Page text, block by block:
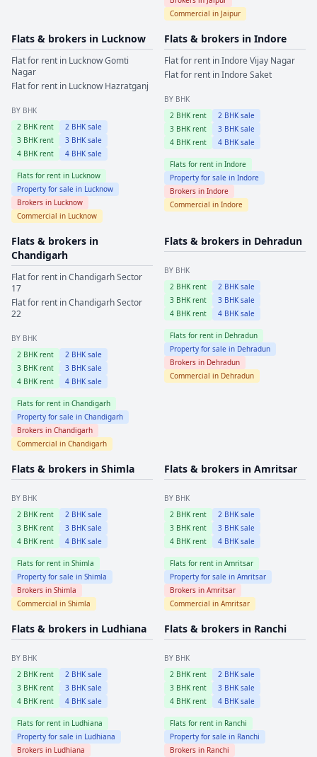
Commercial in Jaipur
Flats & brokers in Lucknow
Flat for rent in LucknowGomti
Nagar
Flat for rent in Lucknow Hazratganj
BY BHK
2 BHK rent 2 BHK sale
3 BHK rent 3 BHK sale
4 BHK rent 4 BHK sale
Flats for rent in Lucknow
Property for sale in Lucknow
Brokers in Lucknow
Commercial in Lucknow
Flats & brokers in Indore
Flat for rent inIndoreVijay Nagar
Flat for rent inIndoreSaket
BY BHK
2 BHK rent 2 BHK sale
3 BHK rent 3 BHK sale
4 BHK rent 4 BHK sale
Flats for rent in Indore
Property for sale in Indore
Brokers in Indore
Commercial in Indore
Flats & brokers in
Chandigarh
Flat for rent inChandigarhSector
17
Flat for rent inChandigarhSector
22
BY BHK
2 BHK rent 2 BHK sale
3 BHK rent 3 BHK sale
4 BHK rent 4 BHK sale
Flats for rent in Chandigarh
Property for sale in Chandigarh
Brokers in Chandigarh
Commercial in Chandigarh
Flats & brokers in Dehradun
BY BHK
2 BHK rent 2 BHK sale
3 BHK rent 3 BHK sale
4 BHK rent 4 BHK sale
Flats for rent in Dehradun
Property for sale in Dehradun
Brokers in Dehradun
Commercial in Dehradun
Flats & brokers in Shimla
BY BHK
2 BHK rent 2 BHK sale
3 BHK rent 3 BHK sale
4 BHK rent 4 BHK sale
Flats for rent in Shimla
Property for sale in Shimla
Brokers in Shimla
Commercial in Shimla
Flats & brokers in Amritsar
BY BHK
2 BHK rent 2 BHK sale
3 BHK rent 3 BHK sale
4 BHK rent 4 BHK sale
Flats for rent in Amritsar
Property for sale in Amritsar
Brokers in Amritsar
Commercial in Amritsar
Flats & brokers in Ludhiana
BY BHK
2 BHK rent 2 BHK sale
3 BHK rent 3 BHK sale
4 BHK rent 4 BHK sale
Flats for rent in Ludhiana
Property for sale in Ludhiana
Brokers in Ludhiana
Flats & brokers in Ranchi
BY BHK
2 BHK rent 2 BHK sale
3 BHK rent 3 BHK sale
4 BHK rent 4 BHK sale
Flats for rent in Ranchi
Property for sale in Ranchi
Brokers in Ranchi